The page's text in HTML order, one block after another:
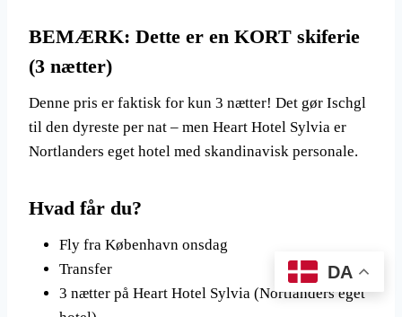
BEMÆRK: Dette er en KORT skiferie
(3 nætter)
Denne pris er faktisk for kun 3 nætter! Det gør Ischgl
til den dyreste per nat – men Heart Hotel Sylvia er
Nortlanders eget hotel med skandinavisk personale.
Hvad får du?
Fly fra København onsdag
Transfer
3 nætter på Heart Hotel Sylvia (Nortlanders eget
DA